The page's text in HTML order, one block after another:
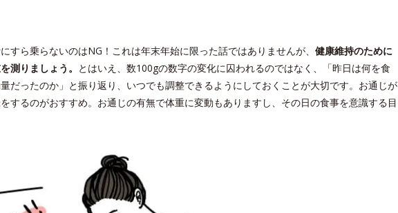
すら乗らないのはNG！これは年末年始に限った話ではありませんが、 健康維持のために
測りましょう。 とはいえ、数100gの数字の変化に囚われるのではなく、「昨日は何を食
だったのか」と振り返り、いつでも調整できるようにしておくことが大切です。お通じが
するのがおすすめ。お通じの有無で体重に変動もありますし、その日の食事を意識する目